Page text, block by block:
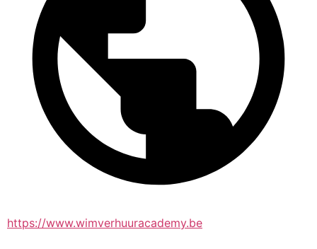
https://www.wimverhuuracademy.be